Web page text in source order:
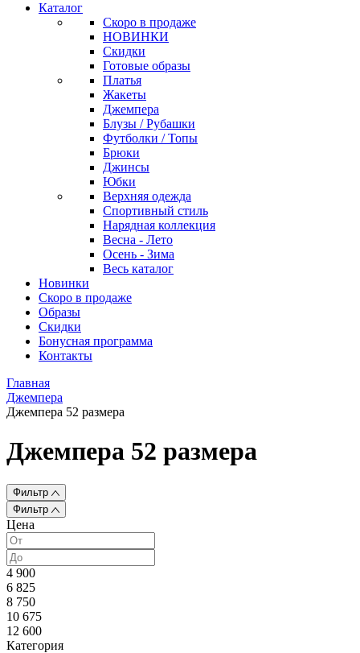
Каталог
Скоро в продаже
НОВИНКИ
Скидки
Готовые образы
Платья
Жакеты
Джемпера
Блузы / Рубашки
Футболки / Топы
Брюки
Джинсы
Юбки
Верхняя одежда
Спортивный стиль
Нарядная коллекция
Весна - Лето
Осень - Зима
Весь каталог
Новинки
Скоро в продаже
Образы
Скидки
Бонусная программа
Контакты
Главная
Джемпера
Джемпера 52 размера
Джемпера 52 размера
Фильтр
Фильтр
Цена
4 900
6 825
8 750
10 675
12 600
Категория